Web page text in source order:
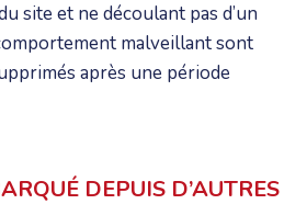
site et ne découlant pas d’un
malveillant sont
après une période
DEPUIS D’AUTRES